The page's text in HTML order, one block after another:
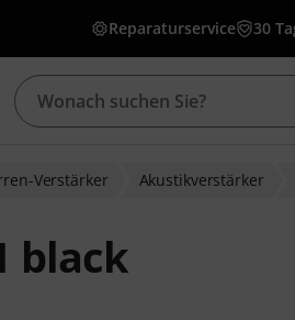
Reparaturservice 30
Verstärker Akustikverstärker
black